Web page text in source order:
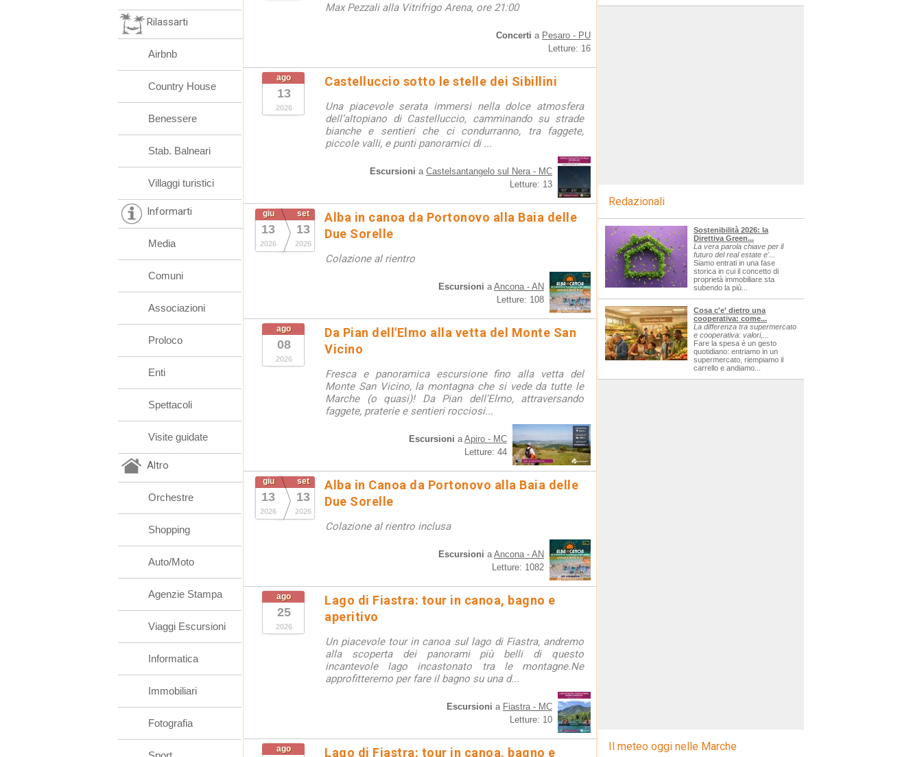
Max Pezzali alla Vitrifrigo Arena, ore 21:00
Concerti a Pesaro - PU
Letture: 16
ago
13
2026
Castelluccio sotto le stelle dei Sibillini
Una piacevole serata immersi nella dolce atmosfera
dell’altopiano di Castelluccio, camminando su strade
bianche e sentieri che ci condurranno, tra faggete,
piccole valli, e punti panoramici di ...
Escursioni a Castelsantangelo sul Nera - MC
Letture: 13
giu
13
2026
set
13
2026
Alba in canoa da Portonovo alla Baia delle
Due Sorelle
Colazione al rientro
Escursioni aAncona - AN
Letture: 108
ago
08
2026
Da Pian dell'Elmo alla vetta del Monte San
Vicino
Fresca e panoramica escursione fino alla vetta del
Monte San Vicino, la montagna che si vede da tutte le
Marche (o quasi)! Da Pian dell’Elmo, attraversando
faggete, praterie e sentieri rocciosi...
Escursioni aApiro - MC
Letture: 44
giu
13
2026
set
13
2026
Alba in Canoa da Portonovo alla Baia delle
Due Sorelle
Colazione al rientro inclusa
Escursioni aAncona - AN
Letture: 1082
ago
25
2026
Lago di Fiastra: tour in canoa, bagno e
aperitivo
Un piacevole tour in canoa sul lago di Fiastra, andremo
alla scoperta dei panorami più belli di questo
incantevole lago incastonato tra le montagne.Ne
approfitteremo per fare il bagno su una d...
Escursioni a Fiastra - MC
Letture: 10
ago Lago di Fiastra: tour in canoa, bagno e
Rilassarti
Airbnb
Country House
Benessere
Stab. Balneari
Villaggi turistici
Informarti
Media
Comuni
Associazioni
Proloco
Enti
Spettacoli
Visite guidate
Altro
Orchestre
Shopping
Auto/Moto
Agenzie Stampa
Viaggi Escursioni
Informatica
Immobiliari
Fotografia
Redazionali
Sostenibilità 2026: la
Direttiva Green...
La vera parola chiave per il
futuro del real estate e'...
Siamo entrati in una fase
storica in cui il concetto di
proprietà immobiliare sta
subendo la più...
Cosa c'e' dietro una
cooperativa: come...
La differenza tra supermercato
e cooperativa: valori,...
Fare la spesa è un gesto
quotidiano: entriamo in un
supermercato, riempiamo il
carrello e andiamo...
Il meteo oggi nelle Marche